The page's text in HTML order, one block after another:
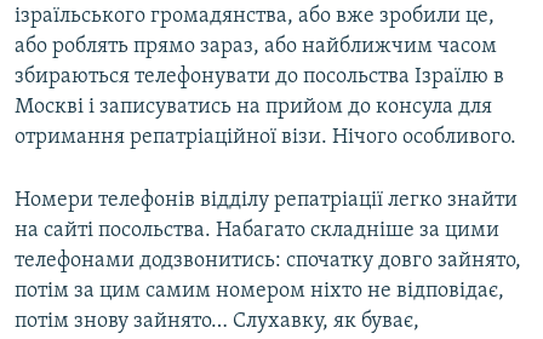
ізраїльського громадянства, або вже зробили це,
або роблять прямо зараз, або найближчим часом
збираються телефонувати до посольства Ізраїлю в
Москві і записуватись на прийом до консула для
отримання репатріаційної візи. Нічого особливого.
Номери телефонів відділу репатріації легко знайти
на сайті посольства. Набагато складніше за цими
телефонами додзвонитись: спочатку довго зайнято,
потім за цим самим номером ніхто не відповідає,
потім знову зайнято… Слухавку, як буває,